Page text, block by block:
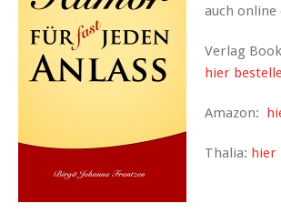
auch
Verlag
hier
Amazon:
Thalia: hier